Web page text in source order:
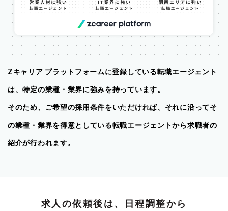
Zキャリア プラットフォームに登録している転職エージェント
は、特定の業種・業界に強みを持っています。
そのため、ご希望の採用条件をいただければ、それに沿ってそ
の業種・業界を得意としている転職エージェントから求職者の
紹介が行われます。
求人の依頼後は、日程調整から